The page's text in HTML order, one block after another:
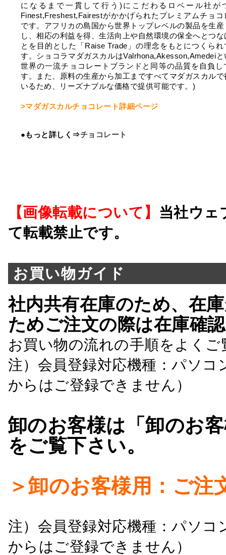
になるまで一貫して行う)にこだわるロベール社が
Finest,Freshest,Fairestがかかげられたプレミアムチョコ
です。アフリカの島国から世界トップレベルの製品を生
し、相応の利益を得、生活向上や自然環境の保全へとつ
とを目的とした「Raise Trade」の理念をもとにつくられ
す。ショコラマダガスカルはValrhona,Akesson,Amedeiと
世界の一流チョコレートブランドと同等の品質を自負し
す。また、原料の生産から加工まですべてマダガスカル
いるため、リーズナブルな価格で提供可能です。)
>マダガスカルチョコレート詳細ページ
●もっと詳しく⇒チョコレート
【画像転載について】 当社ウェ
て転載禁止です。
お買い物ガイド
社内共有在庫のため、在
ためご注文の際は在庫確
お買い物の流れの手順をよくご
注）会員登録対応機種：パソ
からはご登録できません）
卸のお客様は「卸のお
をご覧下さい。
＞卸のお客様用：ご注
注）会員登録対応機種：パソ
からはご登録できません）